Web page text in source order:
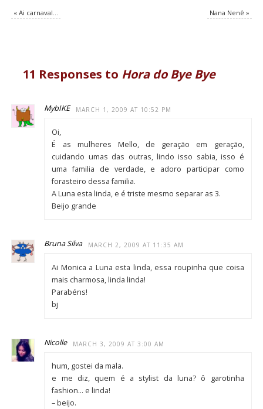
«Ai carnaval… Nana Nenê»
11 Responses to Hora do Bye Bye
MybIKE MARCH 1, 2009 AT 10:52 PM
Oi,
É as mulheres Mello, de geração em geração,
cuidando umas das outras, lindo isso sabia, isso é
uma familia de verdade, e adoro participar como
forasteiro dessa familia.
A Luna esta linda, e é triste mesmo separar as 3.
Beijo grande
Bruna Silva MARCH 2, 2009 AT 11:35 AM
Ai Monica a Luna esta linda, essa roupinha que coisa
mais charmosa, linda linda!
Parabéns!
bj
Nicolle MARCH 3, 2009 AT 3:00 AM
hum, gostei da mala.
e me diz, quem é a stylist da luna? ô garotinha
fashion… e linda!
– beijo.